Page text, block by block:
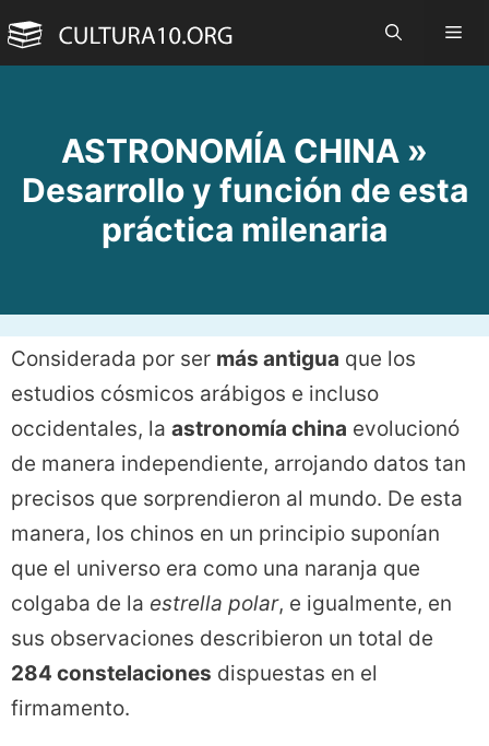
Saltar
al
ASTRONOMÍA CHINA »
Desarrollo y función de esta
práctica milenaria
Considerada por ser más antigua que los
estudios cósmicos arábigos e incluso
occidentales, la astronomía china evolucionó
de manera independiente, arrojando datos tan
precisos que sorprendieron al mundo. De esta
manera, los chinos en un principio suponían
que el universo era como una naranja que
colgaba de la estrella polar, e igualmente, en
sus observaciones describieron un total de
284 constelaciones dispuestas en el
firmamento.